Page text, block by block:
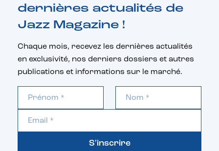
dernières actualités de
Jazz Magazine !
Chaque mois, recevez les dernières actualités
en exclusivité, nos derniers dossiers et autres
publications et informations sur le marché.
S'inscrire